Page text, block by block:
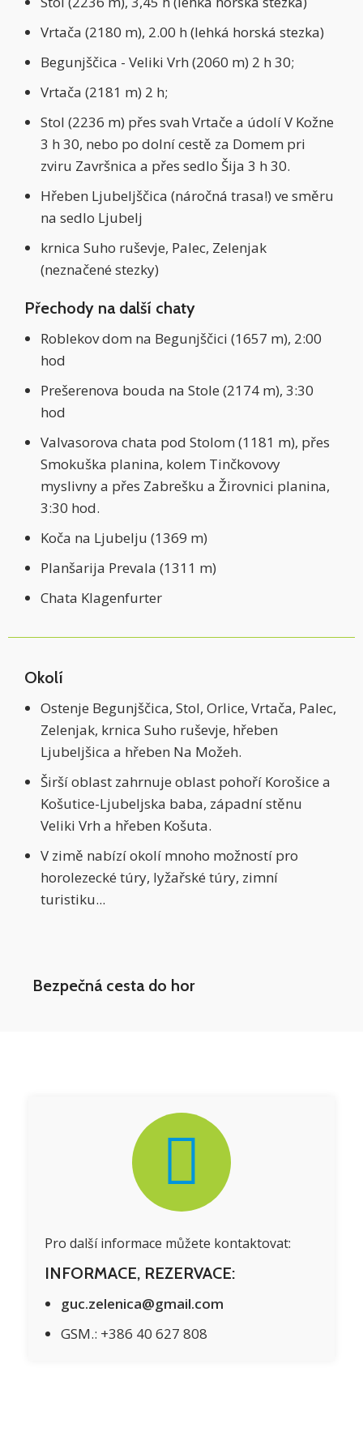
Vrtača (2180 m), 2.00 h (lehká horská stezka)
Begunjščica - Veliki Vrh (2060 m) 2 h 30;
Vrtača (2181 m) 2 h;
Stol (2236 m) přes svah Vrtače a údolí V Kožne
3 h 30, nebo po dolní cestě za Domem pri
zviru Završnica a přes sedlo Šija 3 h 30.
Hřeben Ljubeljščica (náročná trasa!) ve směru
na sedlo Ljubelj
krnica Suho ruševje, Palec, Zelenjak
(neznačené stezky)
Přechody na další chaty
Roblekov dom na Begunjščici (1657 m), 2:00
hod
Prešerenova bouda na Stole (2174 m), 3:30
hod
Valvasorova chata pod Stolom (1181 m), přes
Smokuška planina, kolem Tinčkovovy
myslivny a přes Zabrešku a Žirovnici planina,
3:30 hod.
Koča na Ljubelju (1369 m)
Planšarija Prevala (1311 m)
Chata Klagenfurter
Okolí
Ostenje Begunjščica, Stol, Orlice, Vrtača, Palec,
Zelenjak, krnica Suho ruševje, hřeben
Ljubeljšica a hřeben Na Možeh.
Širší oblast zahrnuje oblast pohoří Korošice a
Košutice-Ljubeljska baba, západní stěnu
Veliki Vrh a hřeben Košuta.
V zimě nabízí okolí mnoho možností pro
horolezecké túry, lyžařské túry, zimní
turistiku...
Bezpečná cesta do hor
Pro další informace můžete kontaktovat:
INFORMACE, REZERVACE:
guc.zelenica@gmail.com
GSM.: +386 40 627 808